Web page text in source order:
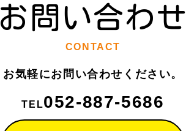
お問い合わせ
CONTACT
お気軽にお問い合わせください。
TEL052-887-5686